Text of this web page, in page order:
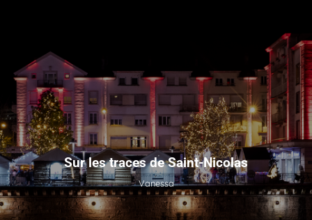
Vanessa
Sur les traces de Saint-Nicolas